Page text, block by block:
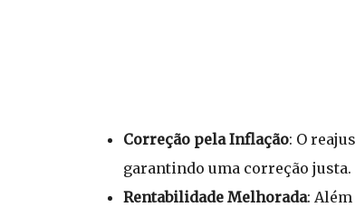
Correção pela Inflação: O
garantindo uma correção justa.
Rentabilidade Melhorada: